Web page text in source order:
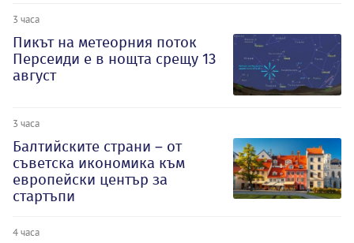
3 часа
Пикът на метеорния поток
Персеиди е в нощта срещу 13
август
3 часа
Балтийските страни – от
съветска икономика към
европейски център за
стартъпи
4 часа